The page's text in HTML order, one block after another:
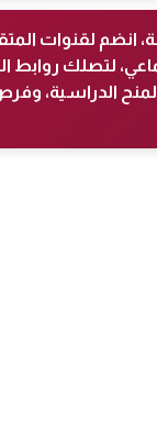
انضم لقنوات
لتصلك روابط
الدراسية،